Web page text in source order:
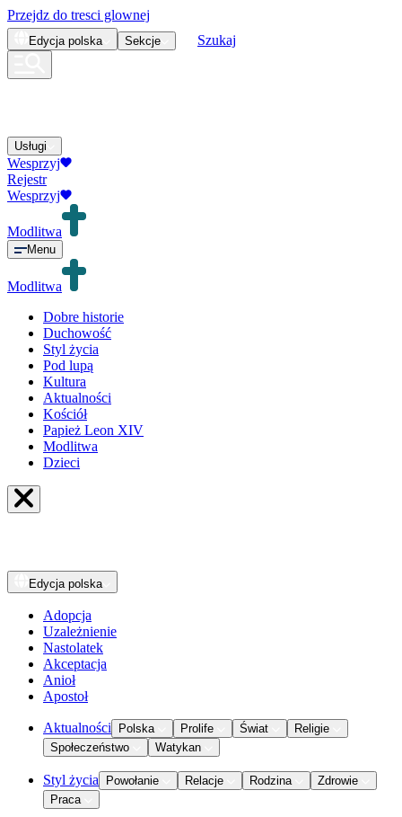
Przejdz do tresci glownej
Edycja polska Sekcje Szukaj
Usługi
Wesprzyj
Rejestr
Wesprzyj
Modlitwa
Menu
Modlitwa
Dobre historie
Duchowość
Styl życia
Pod lupą
Kultura
Aktualności
Kościół
Papież Leon XIV
Modlitwa
Dzieci
Edycja polska
Adopcja
Uzależnienie
Nastolatek
Akceptacja
Anioł
Apostoł
Aktualności Polska Prolife Świat
Religie
Społeczeństwo
Watykan
Styl życia Powołanie Relacje Rodzina
Zdrowie
Praca